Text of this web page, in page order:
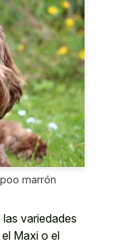
marrón
variedades
Maxi o el